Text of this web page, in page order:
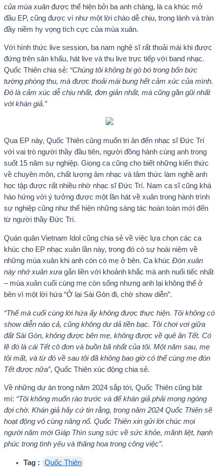
của mùa xuân được thể hiện bởi ba anh chàng, là ca khúc mở
đầu EP, cũng được ví như một lời chào dễ chịu, trong lành và tràn
đầy niềm hy vọng tích cực của mùa xuân.
Với hình thức live session, ba nam nghệ sĩ rất thoải mái khi được
đứng trên sân khấu, hát live và thu live trực tiếp với band nhạc.
Quốc Thiên chia sẻ: “Chúng tôi không bị gò bó trong bốn bức
tường phòng thu, mà được thoải mái bung hết cảm xúc của mình.
Đó là cảm xúc dễ chịu nhất, đơn giản nhất, mà cũng gần gũi nhất
với khán giả.”
Qua EP này, Quốc Thiên cũng muốn tri ân đến nhạc sĩ Đức Trí
với vai trò người thầy đầu tiên, người đồng hành cùng anh trong
suốt 15 năm sự nghiệp. Giọng ca cũng cho biết những kiến thức
về chuyên môn, chất lượng âm nhạc và tâm thức làm nghề anh
học tập được rất nhiều nhờ nhạc sĩ Đức Trí. Nam ca sĩ cũng khá
hào hứng với ý tưởng được một lần hát về xuân trong hành trình
sự nghiệp cũng như thể hiện những sáng tác hoàn toàn mới đến
từ người thầy Đức Trí.
Quán quân Vietnam Idol cũng chia sẻ về việc lựa chọn các ca
khúc cho EP nhạc xuân lần này, trong đó có sự hoài niệm về
những mùa xuân khi anh còn có mẹ ở bên. Ca khúc Đón xuân
này nhớ xuân xưa gắn liền với khoảnh khắc mà anh nuối tiếc nhất
– mùa xuân cuối cùng mẹ còn sống nhưng anh lại không thể ở
bên vì một lời hứa “Ở lại Sài Gòn đi, chờ show diễn”.
“Thế mà cuối cùng lời hứa ấy không được thực hiện. Tôi không có
show diễn nào cả, cũng không dư dả tiền bạc. Tôi chơi vơi giữa
đất Sài Gòn, không được bên mẹ, không được về quê ăn Tết. Có
lẽ đó là cái Tết cô đơn và buồn bã nhất của tôi. Một năm sau, mẹ
tôi mất, và từ đó về sau tôi đã không bao giờ có thể cùng mẹ đón
Tết được nữa”, Quốc Thiên xúc động chia sẻ.
Về những dự án trong năm 2024 sắp tới, Quốc Thiên cũng bật
mí: “Tôi không muốn rào trước và để khán giả phải mong ngóng
đợi chờ. Khán giả hãy cứ tin rằng, trong năm 2024 Quốc Thiên sẽ
hoạt động vô cùng năng nổ. Quốc Thiên xin gửi lời chúc mọi
người năm mới Giáp Thìn sung sức về sức khỏe, mãnh liệt, hạnh
phúc trong tình yêu và thăng hoa trong công việc”.
Tag : Quốc Thiên